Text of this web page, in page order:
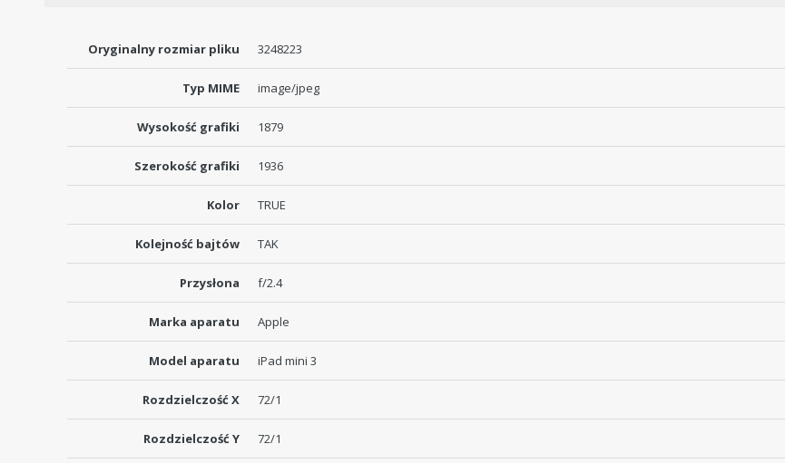
Oryginalny rozmiar pliku 3248223
Typ MIME image/jpeg
Wysokość grafiki 1879
Szerokość grafiki 1936
Kolor TRUE
Kolejność bajtów TAK
Przysłona f/2.4
Marka aparatu Apple
Model aparatu iPad mini 3
Rozdzielczość X 72/1
Rozdzielczość Y 72/1